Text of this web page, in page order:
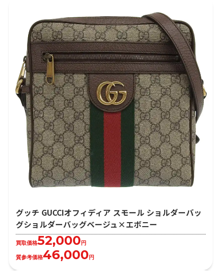
グッチ GUCCIオフィディア スモール ショルダーバッ
グショルダーバッグベージュ×エボニー
買取価格52,000 円
質参考価格46,000 円